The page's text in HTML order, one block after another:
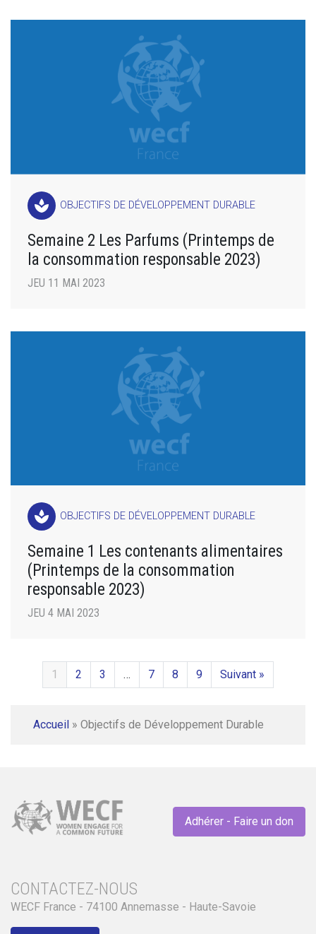
spa OBJECTIFS DE DÉVELOPPEMENT DURABLE
Semaine 2 Les Parfums (Printemps de
la consommation responsable 2023)
JEU 11 MAI 2023
spa OBJECTIFS DE DÉVELOPPEMENT DURABLE
Semaine 1 Les contenants alimentaires
(Printemps de la consommation
responsable 2023)
JEU 4 MAI 2023
1 2 3 … 7 8 9 Suivant »
Accueil » Objectifs de Développement Durable
Adhérer - Faire un don
CONTACTEZ-NOUS
WECF France - 74100 Annemasse - Haute-Savoie